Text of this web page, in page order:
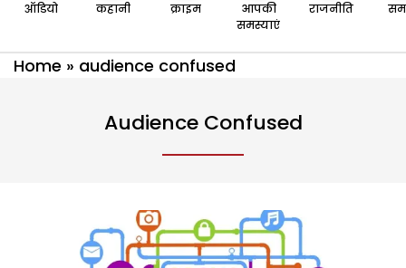
ऑडियो कहानी क्राइम
आपकी
समस्याएं
राजनीति
Home » audience confused
Audience Confused